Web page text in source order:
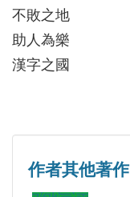
不敗之地
助人為樂
漢字之國
陶雷自薦
最後一擲
此果非果
作者其他著作